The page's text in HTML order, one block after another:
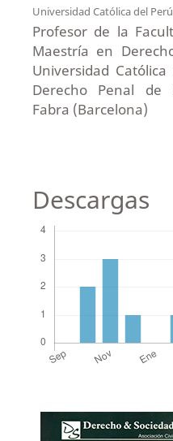
Universidad Católica del Perú
Profesor de la
Maestría en
Universidad
Derecho Penal de
Fabra (Barcelona)
Descargas